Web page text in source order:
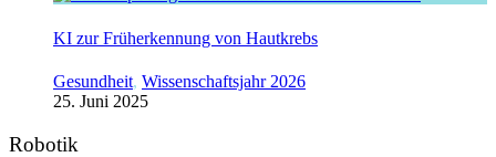
KI zur Früherkennung von Hautkrebs
Gesundheit, Wissenschaftsjahr 2026
25. Juni 2025
Robotik